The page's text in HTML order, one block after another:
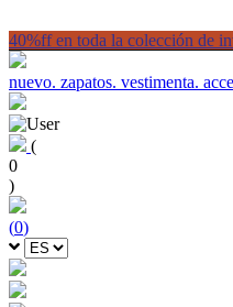
40%ff en toda la colección de
nuevo. zapatos. vestimenta.
(
0
)
(0)